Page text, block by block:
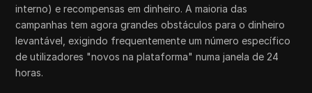
interno) e recompensas em dinheiro. A maioria das
campanhas tem agora grandes obstáculos para o dinheiro
levantável, exigindo frequentemente um número específico
de utilizadores "novos na plataforma" numa janela de 24
horas.